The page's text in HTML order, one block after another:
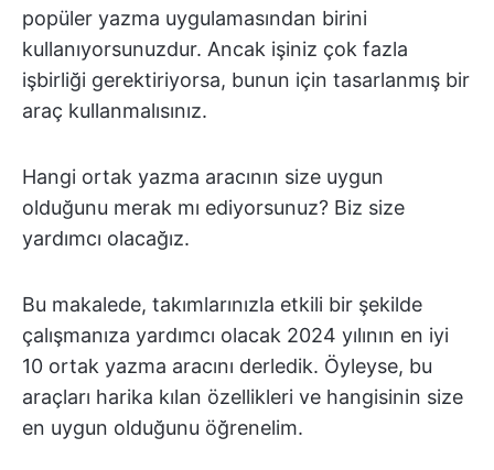
popüler yazma uygulamasından birini
kullanıyorsunuzdur. Ancak işiniz çok fazla
işbirliği gerektiriyorsa, bunun için tasarlanmış bir
araç kullanmalısınız.
Hangi ortak yazma aracının size uygun
olduğunu merak mı ediyorsunuz? Biz size
yardımcı olacağız.
Bu makalede, takımlarınızla etkili bir şekilde
çalışmanıza yardımcı olacak 2024 yılının en iyi
10 ortak yazma aracını derledik. Öyleyse, bu
araçları harika kılan özellikleri ve hangisinin size
en uygun olduğunu öğrenelim.